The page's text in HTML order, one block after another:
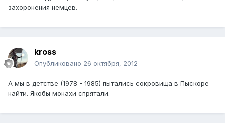
захоронения немцев.
kross
Опубликовано 26 октября, 2012
А мы в детстве (1978 - 1985) пытались сокровища в Пыскоре
найти. Якобы монахи спрятали.